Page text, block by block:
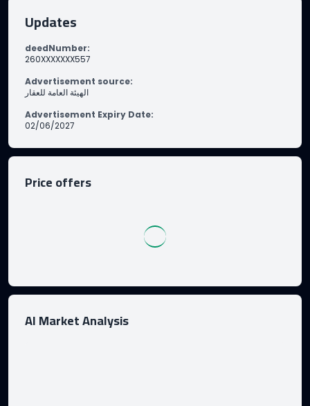
Updates
deedNumber:
260XXXXXXX557
Advertisement source:
الهيئة العامة للعقار
Advertisement Expiry Date:
02/06/2027
Price offers
AI Market Analysis